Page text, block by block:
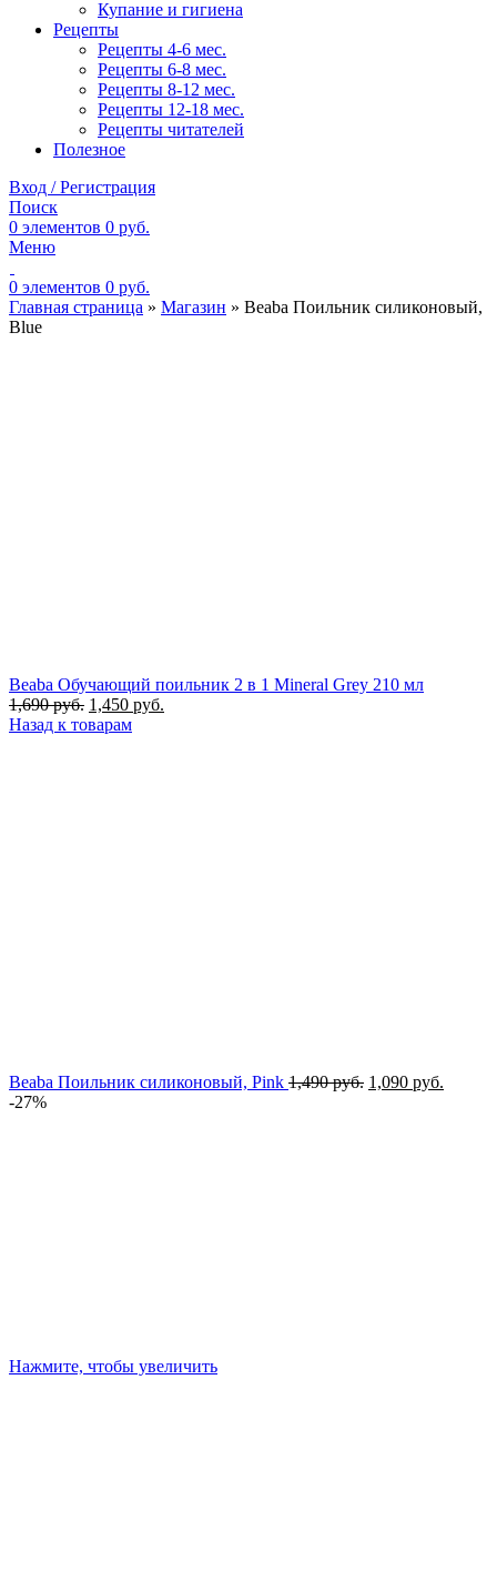
Купание и гигиена
Рецепты
Рецепты 4-6 мес.
Рецепты 6-8 мес.
Рецепты 8-12 мес.
Рецепты 12-18 мес.
Рецепты читателей
Полезное
Вход / Регистрация
Поиск
0 элементов 0 руб.
Меню
0 элементов 0 руб.
Главная страница » Магазин » Beaba Поильник силиконовый,
Blue
Beaba Обучающий поильник 2 в 1 Mineral Grey 210 мл
1,690руб. Первоначальная
цена
1,450 руб.
Назад к товарам
Beaba Поильник силиконовый, Pink 1,490руб. Первоначальная
1,090 руб.
-27%
Нажмите, чтобы увеличить